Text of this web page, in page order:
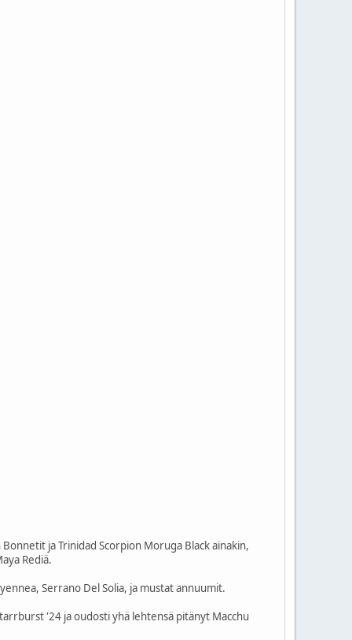
ja Trinidad Scorpion Moruga Black ainakin,
Rediä.
Serrano Del Solia, ja mustat annuumit.
'24 ja oudosti yhä lehtensä pitänyt Macchu